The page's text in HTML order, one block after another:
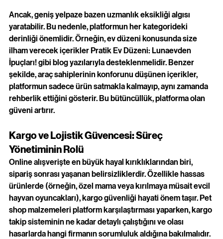
Ancak, geniş yelpaze bazen uzmanlık eksikliği algısı
yaratabilir. Bu nedenle, platformun her kategorideki
derinliği önemlidir. Örneğin, ev düzeni konusunda size
ilham verecek içeriklerPratik Ev Düzeni: Lunaevden
İpuçları!gibi blog yazılarıyla desteklenmelidir. Benzer
şekilde, araç sahiplerinin konforunu düşünen içerikler,
platformun sadece ürün satmakla kalmayıp, aynı zamanda
rehberlik ettiğini gösterir. Bu bütüncüllük, platforma olan
güveni artırır.
Kargo ve Lojistik Güvencesi: Süreç
Yönetiminin Rolü
Online alışverişte en büyük hayal kırıklıklarından biri,
sipariş sonrası yaşanan belirsizliklerdir. Özellikle hassas
ürünlerde (örneğin, özel mama veya kırılmaya müsait evcil
hayvan oyuncakları), kargo güvenliği hayati önem taşır. Pet
shop malzemeleri platform karşılaştırması yaparken, kargo
takip sisteminin ne kadar detaylı çalıştığını ve olası
hasarlarda hangi firmanın sorumluluk aldığına bakılmalıdır.